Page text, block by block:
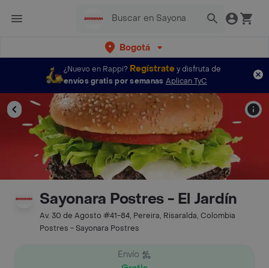
Bogotá
¿Nuevo en Rappi? Regístratey disfruta de
envíos gratis por semanas Aplican TyC
Sayonara Postres - El Jardín
Av. 30 de Agosto #41-84, Pereira, Risaralda, Colombia
Postres - Sayonara Postres
Envío